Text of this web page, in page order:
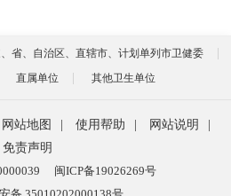
、省、自治区、直辖市、计划单列市卫健委
直属单位 其他卫生单位
网站地图 使用帮助 网站说明
免责声明
闽ICP备19026269号